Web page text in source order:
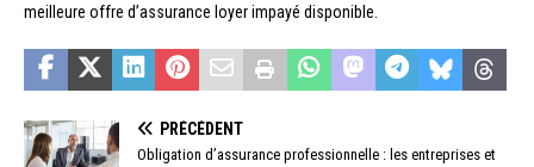
meilleure offre d’assurance loyer impayé disponible.
PRÉCÉDENT
Obligation d’assurance professionnelle : les entreprises et